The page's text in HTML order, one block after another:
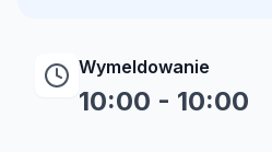
Wymeldowanie
10:00 - 10:00